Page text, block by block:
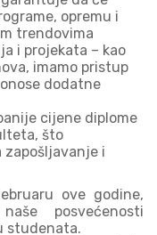
opremu i
trendovima
i projekata – kao
imamo pristup
dodatne
cijene diplome
što
zapošljavanje i
ove godine,
posvećenosti
studenata.